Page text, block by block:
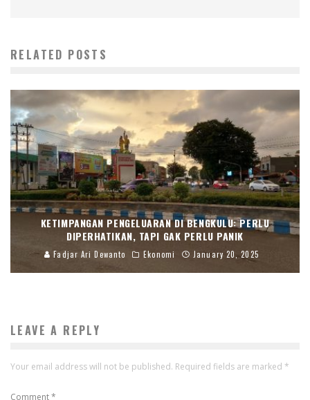
RELATED POSTS
KETIMPANGAN PENGELUARAN DI BENGKULU: PERLU
DIPERHATIKAN, TAPI GAK PERLU PANIK
Fadjar Ari Dewanto Ekonomi January 20, 2025
LEAVE A REPLY
Your email address will not be published. Required fields are marked *
Comment*